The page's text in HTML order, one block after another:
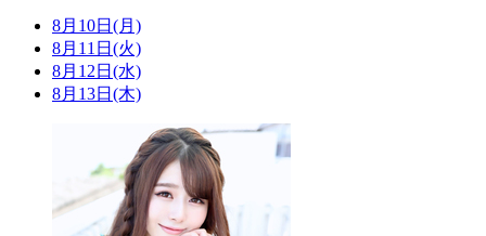
8月10日(月)
8月11日(火)
8月12日(水)
8月13日(木)